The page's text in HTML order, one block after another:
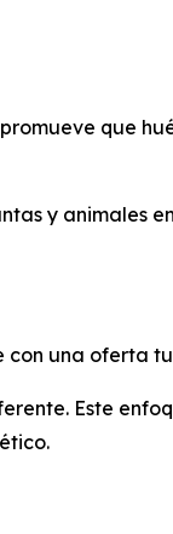
que
y animales
una oferta
Este